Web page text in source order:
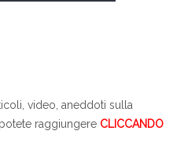
video, aneddoti sulla
raggiungere CLICCANDO